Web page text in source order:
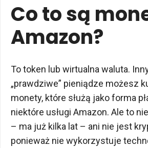
Co to są
Amazon?
To token lub wirtualna waluta.
„prawdziwe” pieniądze możesz
monety, które służą jako forma
niektóre usługi Amazon. Ale to
– ma już kilka lat – ani nie jest
ponieważ nie wykorzystuje